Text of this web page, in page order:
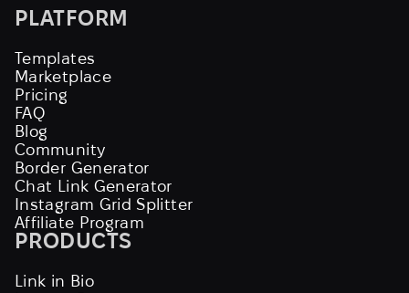
PLATFORM
Templates
Marketplace
Pricing
FAQ
Blog
Community
Border Generator
Chat Link Generator
Instagram Grid Splitter
Affiliate Program
PRODUCTS
Link in Bio